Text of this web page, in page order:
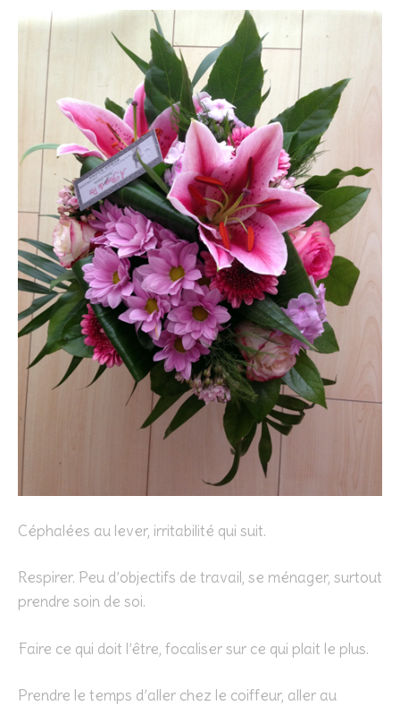
Céphalées au lever, irritabilité qui suit.
Respirer. Peu d’objectifs de travail, se ménager, surtout
prendre soin de soi.
Faire ce qui doit l’être, focaliser sur ce qui plait le plus.
Prendre le temps d’aller chez le coiffeur, aller au